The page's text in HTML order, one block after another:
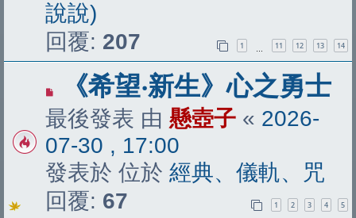
說說)
回覆: 207 1 … 11 12 13 14
有
新
文
章
《希望‧新生》心之勇士
最後發表 由 懸壺子 « 2026-
07-30 , 17:00
發表於 位於 經典、儀軌、咒
回覆: 67 1 2 3 4 5